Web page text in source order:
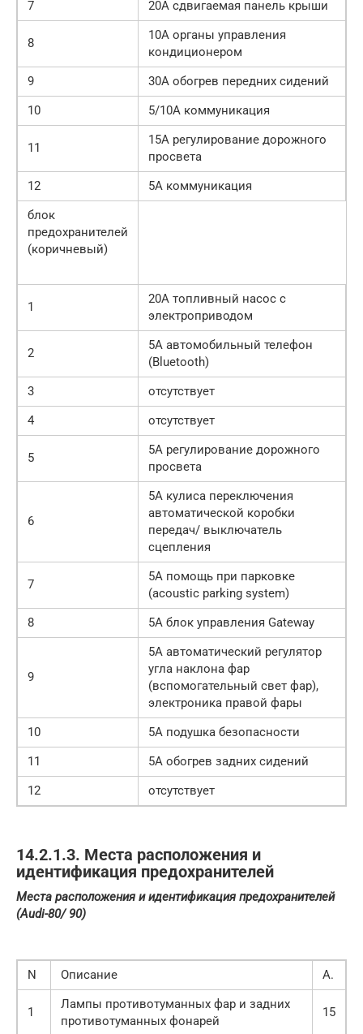
7 20A сдвигаемая панель крыши
8
10A органы управления
кондиционером
9
30A обогрев передних сидений
10
5/10A коммуникация
11
15A регулирование дорожного
просвета
12
5A коммуникация
блок
предохранителей
(коричневый)
1
20A топливный насос с
электроприводом
2
5A автомобильный телефон
(Bluetooth)
3
отсутствует
4
отсутствует
5
5A регулирование дорожного
просвета
6
5A кулиса переключения
автоматической коробки
передач/ выключатель
сцепления
7
5A помощь при парковке
(acoustic parking system)
8
5A блок управления Gateway
9
5A автоматический регулятор
угла наклона фар
(вспомогательный свет фар),
электроника правой фары
10
5A подушка безопасности
11
5A обогрев задних сидений
12
отсутствует
14.2.1.3. Места расположения и
идентификация предохранителей
Места расположения и идентификация предохранителей
(Audi-80/ 90)
N Описание А.
1
Лампы противотуманных фар и задних
противотуманных фонарей
15